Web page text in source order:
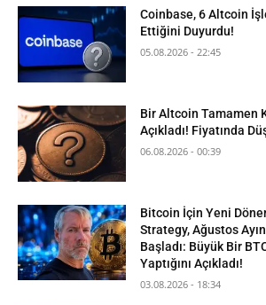
Coinbase, 6 Altcoin
Ettiğini Duyurdu!
05.08.2026 - 22:45
Bir Altcoin Tamamen
Açıkladı! Fiyatında
06.08.2026 - 00:39
Bitcoin İçin Yeni
Strategy, Ağustos
Başladı: Büyük Bir
Yaptığını Açıkladı!
03.08.2026 - 18:34